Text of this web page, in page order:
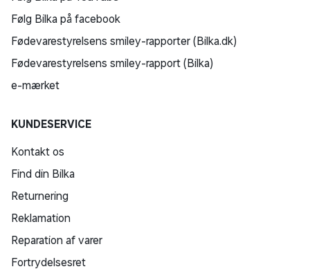
Følg Bilka på facebook
Fødevarestyrelsens smiley-rapporter (Bilka.dk)
Fødevarestyrelsens smiley-rapport (Bilka)
e-mærket
KUNDESERVICE
Kontakt os
Find din Bilka
Returnering
Reklamation
Reparation af varer
Fortrydelsesret